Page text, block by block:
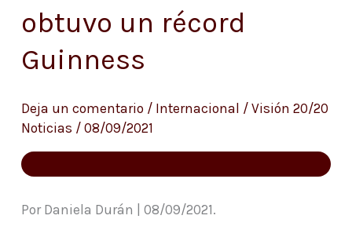
obtuvo un récord
Guinness
Deja un comentario / Internacional / Visión 20/20
Noticias / 08/09/2021
Por Daniela Durán | 08/09/2021.
México
obtuvo
récord
Guinness